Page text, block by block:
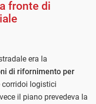
fronte di
era la
di rifornimento per
corridoi logistici
il piano prevedeva la